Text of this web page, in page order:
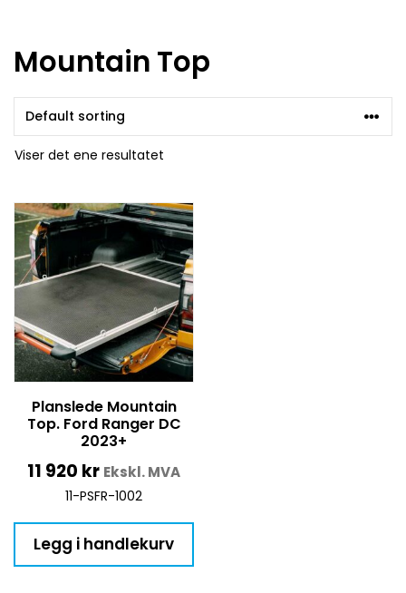
Mountain Top
Viser det ene resultatet
Planslede Mountain
Top. Ford Ranger DC
2023+
11 920 kr Ekskl. MVA
11-PSFR-1002
Legg i handlekurv